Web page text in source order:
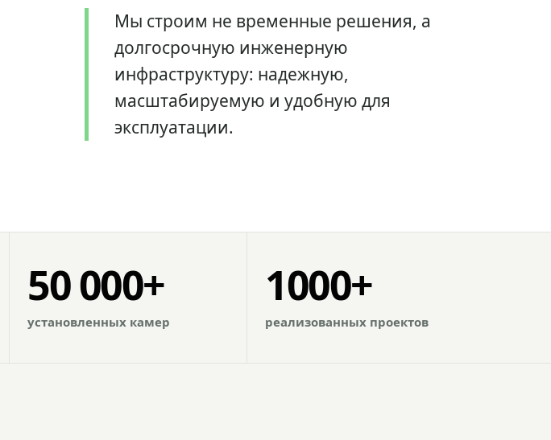
Мы строим не временные решения, а
долгосрочную инженерную
инфраструктуру: надежную,
масштабируемую и удобную для
эксплуатации.
50 000+
установленных камер
1000+
реализованных проектов